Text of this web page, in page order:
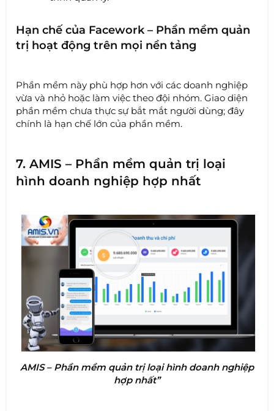
Hạn chế của Facework – Phần mềm quản
trị hoạt động trên mọi nền tảng
Phần mềm này phù hợp hơn với các doanh nghiệp
vừa và nhỏ hoặc làm việc theo đội nhóm. Giao diện
phần mềm chưa thực sự bắt mắt người dùng; đây
chính là hạn chế lớn của phần mềm.
7. AMIS – Phần mềm quản trị loại
hình doanh nghiệp hợp nhất
AMIS – Phần mềm quản trị loại hình doanh nghiệp
hợp nhất”